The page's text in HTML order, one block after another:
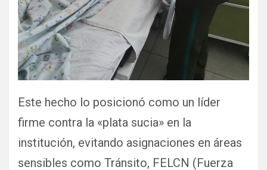
Este hecho lo posicionó como un líder
firme contra la «plata sucia» en la
institución, evitando asignaciones en áreas
sensibles como Tránsito, FELCN (Fuerza